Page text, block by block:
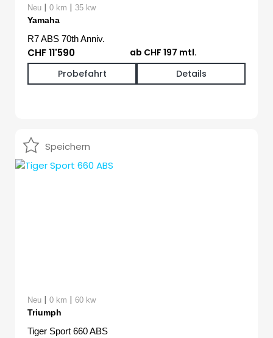
Neu | 0 km | 35 kw
Yamaha
R7 ABS 70th Anniv.
CHF 11'590
ab CHF 197 mtl.
Probefahrt
Details
Speichern
Neu | 0 km | 60 kw
Triumph
Tiger Sport 660 ABS